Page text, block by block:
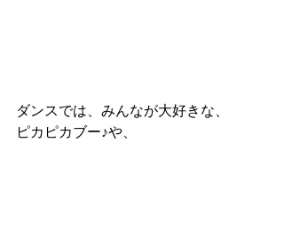
ダンスでは、みんなが大好きな、
ピカピカブー♪や、